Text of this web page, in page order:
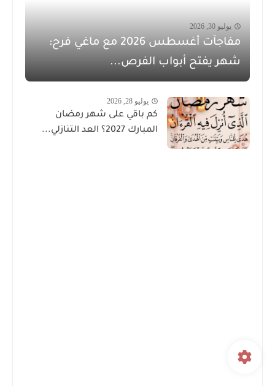
يوليو 30, 2026
مفاجآت أغسطس 2026 مع ماغي فرح:
شهر يفتح أبواب الفرص...
يوليو 28, 2026
كم باقي على شهر رمضان
المبارك 2027؟ العد التنازلي...